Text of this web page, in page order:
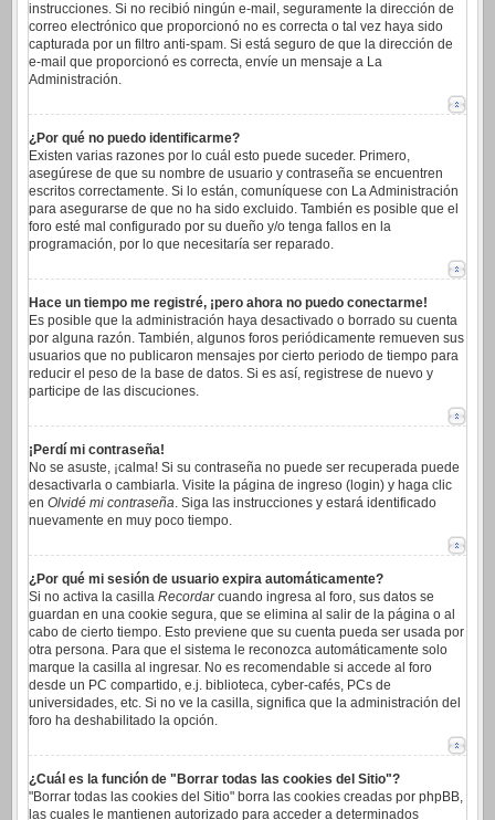
instrucciones. Si no recibió ningún e-mail, seguramente la dirección de
correo electrónico que proporcionó no es correcta o tal vez haya sido
capturada por un filtro anti-spam. Si está seguro de que la dirección de
e-mail que proporcionó es correcta, envíe un mensaje a La
Administración.
¿Por qué no puedo identificarme?
Existen varias razones por lo cuál esto puede suceder. Primero,
asegúrese de que su nombre de usuario y contraseña se encuentren
escritos correctamente. Si lo están, comuníquese con La Administración
para asegurarse de que no ha sido excluido. También es posible que el
foro esté mal configurado por su dueño y/o tenga fallos en la
programación, por lo que necesitaría ser reparado.
Hace un tiempo me registré, ¡pero ahora no puedo conectarme!
Es posible que la administración haya desactivado o borrado su cuenta
por alguna razón. También, algunos foros periódicamente remueven sus
usuarios que no publicaron mensajes por cierto periodo de tiempo para
reducir el peso de la base de datos. Si es así, registrese de nuevo y
participe de las discuciones.
¡Perdí mi contraseña!
No se asuste, ¡calma! Si su contraseña no puede ser recuperada puede
desactivarla o cambiarla. Visite la página de ingreso (login) y haga clic
en Olvidé mi contraseña. Siga las instrucciones y estará identificado
nuevamente en muy poco tiempo.
¿Por qué mi sesión de usuario expira automáticamente?
Si no activa la casilla Recordarcuando ingresa al foro, sus datos se
guardan en una cookie segura, que se elimina al salir de la página o al
cabo de cierto tiempo. Esto previene que su cuenta pueda ser usada por
otra persona. Para que el sistema le reconozca automáticamente solo
marque la casilla al ingresar. No es recomendable si accede al foro
desde un PC compartido, e.j. biblioteca, cyber-cafés, PCs de
universidades, etc. Si no ve la casilla, significa que la administración del
foro ha deshabilitado la opción.
¿Cuál es la función de "Borrar todas las cookies del Sitio"?
"Borrar todas las cookies del Sitio" borra las cookies creadas por phpBB,
las cuales le mantienen autorizado para acceder a determinados